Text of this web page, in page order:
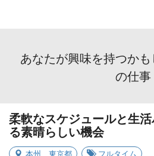
あなたが興味を持つか
の仕事
柔軟なスケジュールと生
る素晴らしい機会
本州 東京都 フルタイム